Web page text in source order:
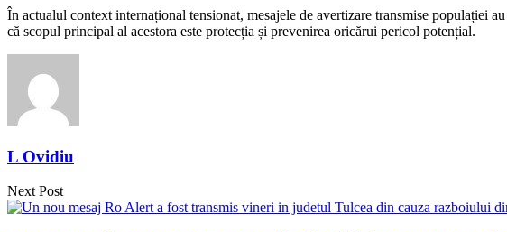
În actualul context internațional tensionat, mesajele de avertizare transmise populației
că scopul principal al acestora este protecția și prevenirea oricărui pericol potențial.
L Ovidiu
Next Post